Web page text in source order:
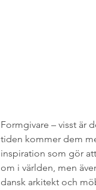
Formgivare – visst är
tiden kommer dem
inspiration som gör
om i världen, men
dansk arkitekt och